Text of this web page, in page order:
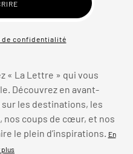
confidentialité
« La Lettre » qui vous
Découvrez en avant-
les destinations, les
nos coups de cœur, et nos
le plein d’inspirations.
En